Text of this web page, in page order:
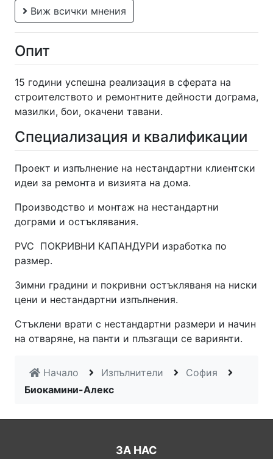
Виж всички мнения
Опит
15 години успешна реализация в сферата на
строителството и ремонтните дейности дограма,
мазилки, бои, окачени тавани.
Специализация и квалификации
Проект и изпълнение на нестандартни клиентски
идеи за ремонта и визията на дома.
Производство и монтаж на нестандартни
дограми и остъклявания.
PVC ПОКРИВНИ КАПАНДУРИ изработка по
размер.
Зимни градини и покривни остъкляваня на ниски
цени и нестандартни изпълнения.
Стъклени врати с нестандартни размери и начин
на отваряне, на панти и плъзгащи се вариянти.
Начало Изпълнители
София
Биокамини-Алекс
ЗА НАС